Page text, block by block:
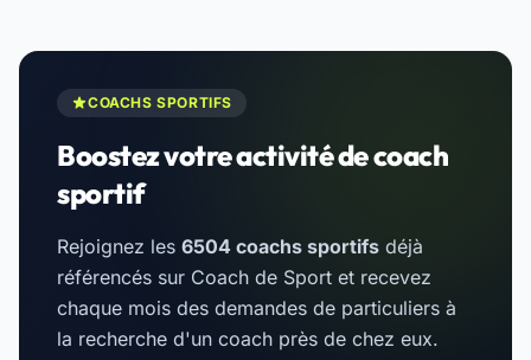
COACHS SPORTIFS
Boostez votre activité de coach
sportif
Rejoignez les 6504 coachs sportifs déjà
référencés sur Coach de Sport et recevez
chaque mois des demandes de particuliers à
la recherche d'un coach près de chez eux.